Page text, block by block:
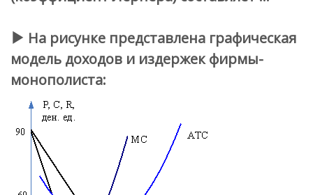
На рисунке представлена графическая
модель доходов и издержек фирмы-
монополиста: